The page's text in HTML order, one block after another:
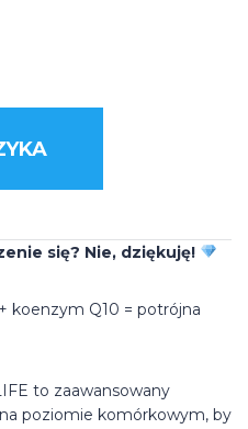
się? Nie, dziękuję!
koenzym Q10 = potrójna
to zaawansowany
poziomie komórkowym, by